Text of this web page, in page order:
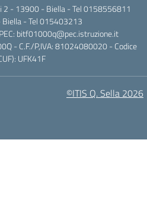
2 - 13900 - Biella - Tel 0158556811
- Tel 015403213
bitf01000q@pec.istruzione.it
- C.F./P,IVA: 81024080020 - Codice
UFK41F
©ITIS Q. Sella 2026